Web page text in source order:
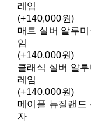
레임
(+140,000원)
매트 실버 알루미
임
(+140,000원)
클래식 실버 알
레임
(+140,000원)
메이플 뉴질랜드
자